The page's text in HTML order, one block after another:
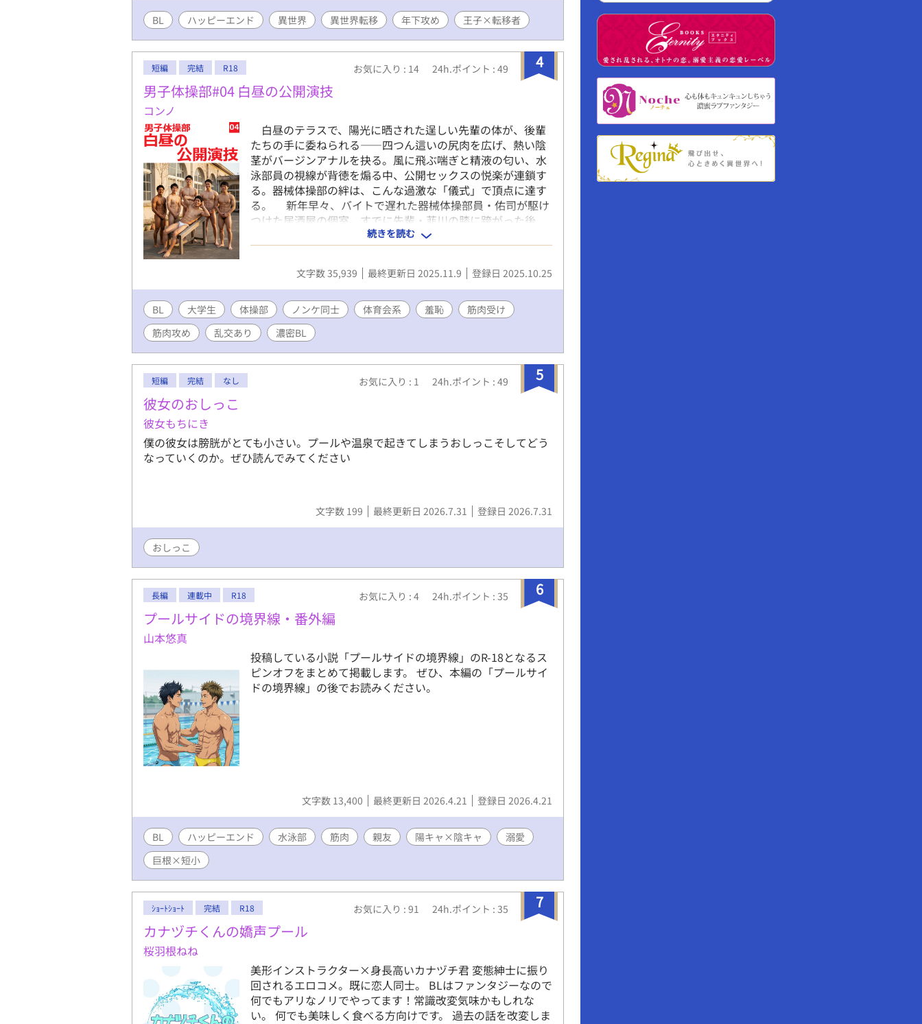
きた前向き養護教諭の互いを知って認めていくあたたかな恋
の話です。
BL ハッピーエンド 異世界 異世界転移 年下攻め 王子×転移者
4
短編 完結 R18 お気に入り : 14 24h.ポイント : 49
男子体操部#04 白昼の公開演技
コンノ
白昼のテラスで、陽光に晒された逞しい先輩の体が、後輩
たちの手に委ねられる――四つん這いの尻肉を広げ、熱い陰
茎がバージンアナルを抉る。風に飛ぶ喘ぎと精液の匂い、水
泳部員の視線が背徳を煽る中、公開セックスの悦楽が連鎖す
る。器械体操部の絆は、こんな過激な「儀式」で頂点に達す
る。 新年早々、バイトで遅れた器械体操部員・佑司が駆け
つけた居酒屋の個室。すでに先輩・韮川の膝に跨がった後
輩・坂口が、テーブルの下で密やかな膝上ファックに喘いで
いた。太い陰茎がアナルのぬめりを掻き回し、店員の足音が
迫るスリル。佑司は目隠し役を強いられながら、坂口の陰茎
を口に含み、熱い精液を飲み干す。スマホが全てを記録する
然の入室に、全員の体が凍りつく。 ３月、卒業を控えた練
習後。引退する韮川と松谷を送る「特別な儀式」が、体育館
脇のテラスで始まる。坂口の豆だらけの手が韮川の腹筋をな
ぞり、片岡の掌が陰嚢を揉む。松谷のローション指が韮川の
バージンアナルをほぐし、佑司のピンク陰茎が熱く沈む。四
つん這いの韮川が喘ぐ姿を、高瀬の巨根が口に塞ぎ、坂口の
体に溺れていく。 男子体操部シリーズ第4弾。汗と精液の
熱気が、白昼の開放感で爆発する。あなたも、この公開演技
の団体戦」「熱いマッサージ」「羞恥のシャッター」もぜ
続きを読む
文字数 35,939 最終更新日 2025.11.9 登録日 2025.10.25
BL 大学生 体操部 ノンケ同士 体育会系 羞恥
筋肉受け
筋肉攻め
乱交あり 濃密BL
5
短編 完結 なし お気に入り : 1 24h.ポイント : 49
彼女のおしっこ
彼女もちにき
僕の彼女は膀胱がとても小さい。プールや温泉で起きてしまうおしっこそしてどう
なっていくのか。ぜひ読んでみてください
文字数 199 最終更新日 2026.7.31 登録日 2026.7.31
おしっこ
6
長編 連載中 R18 お気に入り : 4 24h.ポイント : 35
プールサイドの境界線・番外編
山本悠真
投稿している小説「プールサイドの境界線」のR-18となるス
ピンオフをまとめて掲載します。 ぜひ、本編の「プールサイ
ドの境界線」の後でお読みください。
文字数 13,400 最終更新日 2026.4.21 登録日 2026.4.21
BL ハッピーエンド 水泳部 筋肉 親友 陽キャ×陰キャ
溺愛
巨根×短小
7
ｼｮｰﾄｼｮｰﾄ 完結 R18 お気に入り : 91 24h.ポイント : 35
カナヅチくんの嬌声プール
桜羽根ねね
美形インストラクター×身長高いカナヅチ君 変態紳士に振り
回されるエロコメ。既に恋人同士。 BLはファンタジーなので
何でもアリなノリでやってます！常識改変気味かもしれな
い。 何でも美味しく食べる方向けです。 過去の話を改変しま